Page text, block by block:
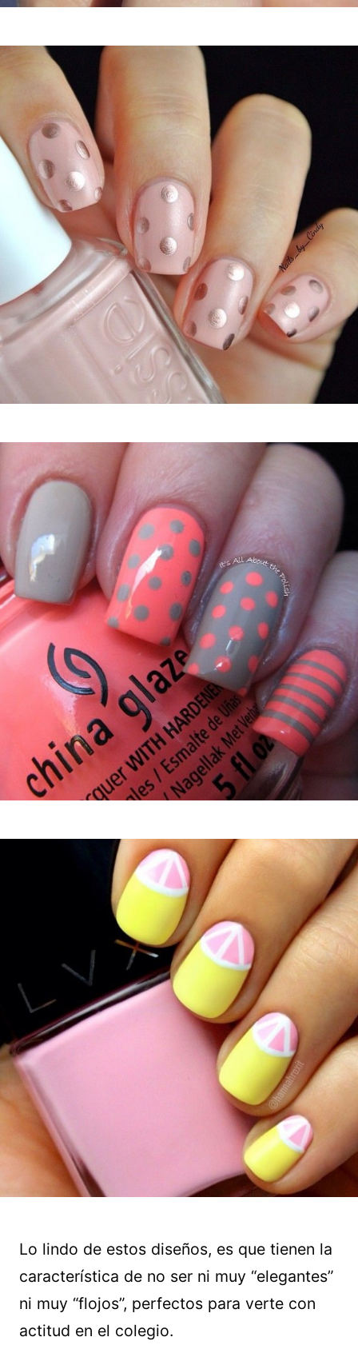
Lo lindo de estos diseños, es que tienen la
característica de no ser ni muy “elegantes”
ni muy “flojos”, perfectos para verte con
actitud en el colegio.